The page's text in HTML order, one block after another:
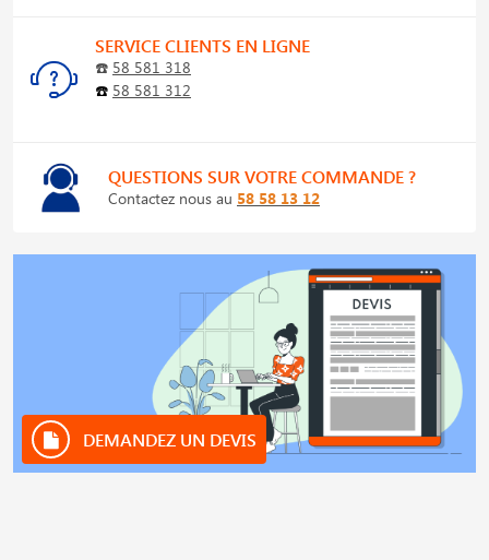
SERVICE CLIENTS EN LIGNE
☎️ 58 581 318
☎️ 58 581 312
QUESTIONS SUR VOTRE COMMANDE ?
Contactez nous au 58 58 13 12
DEMANDEZ UN DEVIS